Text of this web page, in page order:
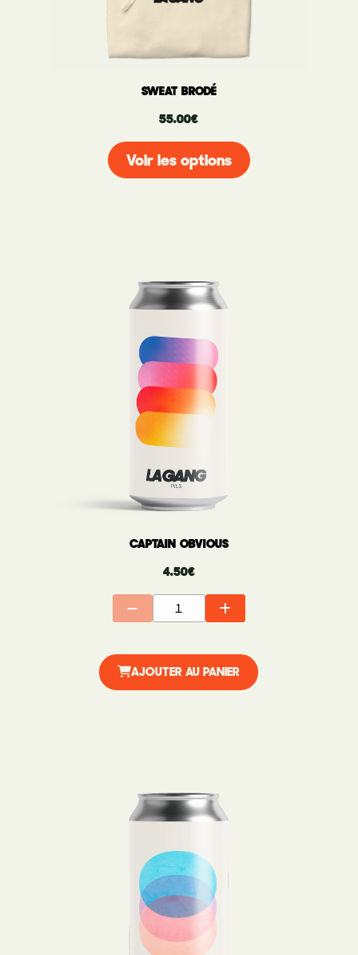
SWEAT BRODÉ
55.00€
Voir les options
CAPTAIN OBVIOUS
4.50€
AJOUTER AU PANIER